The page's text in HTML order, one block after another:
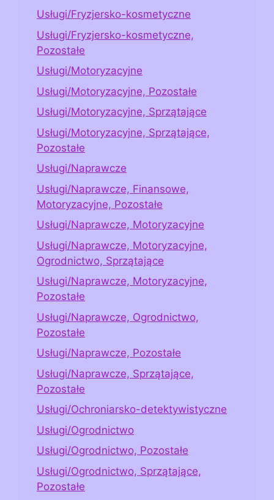
Usługi/Fryzjersko-kosmetyczne
Usługi/Fryzjersko-kosmetyczne,
Pozostałe
Usługi/Motoryzacyjne
Usługi/Motoryzacyjne, Pozostałe
Usługi/Motoryzacyjne, Sprzątające
Usługi/Motoryzacyjne, Sprzątające,
Pozostałe
Usługi/Naprawcze
Usługi/Naprawcze, Finansowe,
Motoryzacyjne, Pozostałe
Usługi/Naprawcze, Motoryzacyjne
Usługi/Naprawcze, Motoryzacyjne,
Ogrodnictwo, Sprzątające
Usługi/Naprawcze, Motoryzacyjne,
Pozostałe
Usługi/Naprawcze, Ogrodnictwo,
Pozostałe
Usługi/Naprawcze, Pozostałe
Usługi/Naprawcze, Sprzątające,
Pozostałe
Usługi/Ochroniarsko-detektywistyczne
Usługi/Ogrodnictwo
Usługi/Ogrodnictwo, Pozostałe
Usługi/Ogrodnictwo, Sprzątające,
Pozostałe